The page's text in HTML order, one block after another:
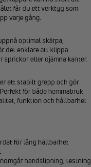
får du ett verktyg som
varje gång.
optimal skärpa,
det enklare att klippa
eller ojämna kanter.
ett stabilt grepp och gör
för både hemmabruk
funktion och hållbarhet
för lång hållbarhet
handslipning, testning